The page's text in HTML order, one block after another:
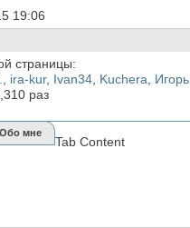
19:06
страницы:
, ira-kur, Ivan34, Kuchera,
раз
Обо мне
Tab Content